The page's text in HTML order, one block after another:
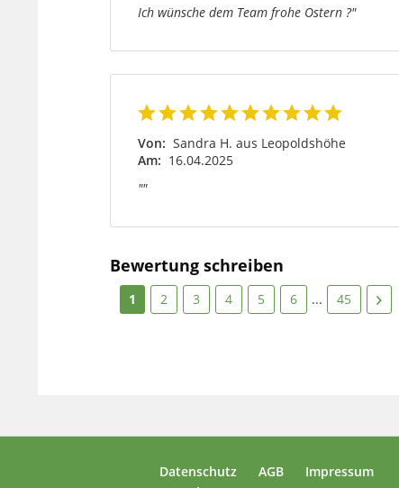
Ich wünsche dem Team frohe Ostern ?"
Von: Sandra H. aus Leopoldshöhe
Am: 16.04.2025
""
Bewertung schreiben
1 2 3 4 5 6 ... 45
Datenschutz AGB
Impressum